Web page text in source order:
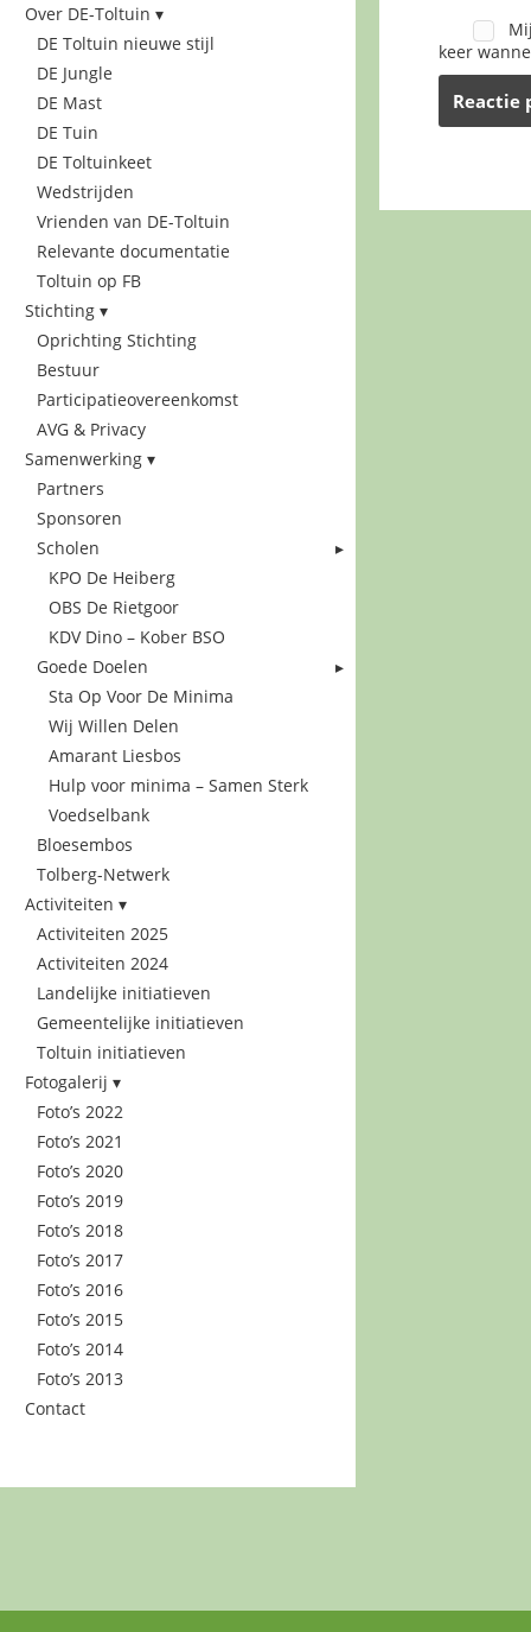
Over DE-Toltuin
DE Toltuin nieuwe stijl
DE Jungle
DE Mast
DE Tuin
DE Toltuinkeet
Wedstrijden
Vrienden van DE-Toltuin
Relevante documentatie
Toltuin op FB
Stichting
Oprichting Stichting
Bestuur
Participatieovereenkomst
AVG & Privacy
Samenwerking
Partners
Sponsoren
Scholen
KPO De Heiberg
OBS De Rietgoor
KDV Dino – Kober BSO
Goede Doelen
Sta Op Voor De Minima
Wij Willen Delen
Amarant Liesbos
Hulp voor minima – Samen Sterk
Voedselbank
Bloesembos
Tolberg-Netwerk
Activiteiten
Activiteiten 2025
Activiteiten 2024
Landelijke initiatieven
Gemeentelijke initiatieven
Toltuin initiatieven
Fotogalerij
Foto’s 2022
Foto’s 2021
Foto’s 2020
Foto’s 2019
Foto’s 2018
Foto’s 2017
Foto’s 2016
Foto’s 2015
Foto’s 2014
Foto’s 2013
Contact
keer